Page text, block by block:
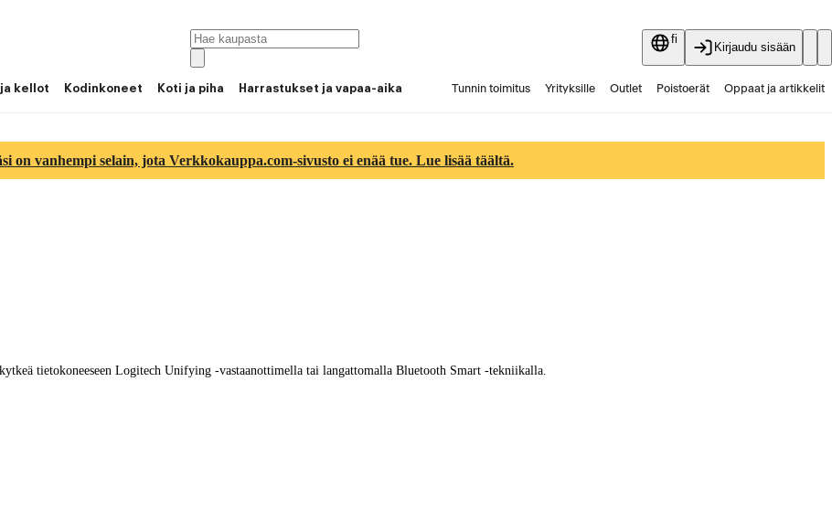
fi
Kirjaudu sisään
kellot Kodinkoneet Koti ja piha Harrastukset ja vapaa-aika Tunnin toimitus Yrityksille Outlet Poistoerät Oppaat ja artikkelit
on vanhempi selain, jota Verkkokauppa.com-sivusto ei enää tue. Lue lisää täältä.
tietokoneeseen Logitech Unifying -vastaanottimella tai langattomalla Bluetooth Smart -tekniikalla.